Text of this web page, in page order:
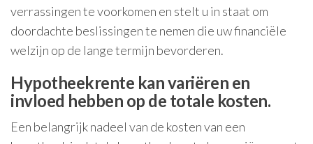
verrassingen te voorkomen en stelt u in staat om
doordachte beslissingen te nemen die uw financiële
welzijn op de lange termijn bevorderen.
Hypotheekrente kan variëren en
invloed hebben op de totale kosten.
Een belangrijk nadeel van de kosten van een